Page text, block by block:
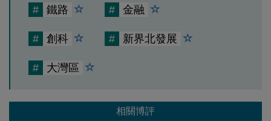
# 鐵路 # 金融
# 創科 # 新界北發展
# 大灣區
相關博評